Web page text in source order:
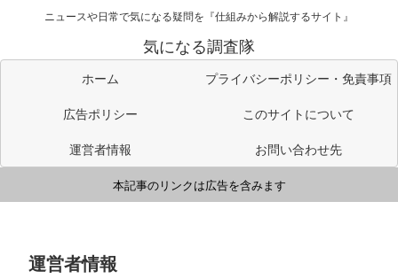
ニュースや日常で気になる疑問を『仕組みから解説するサイト』
気になる調査隊
ホーム
プライバシーポリシー・免責事項
広告ポリシー
このサイトについて
運営者情報
お問い合わせ先
本記事のリンクは広告を含みます
運営者情報